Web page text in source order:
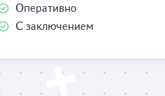
Оперативно
С заключением